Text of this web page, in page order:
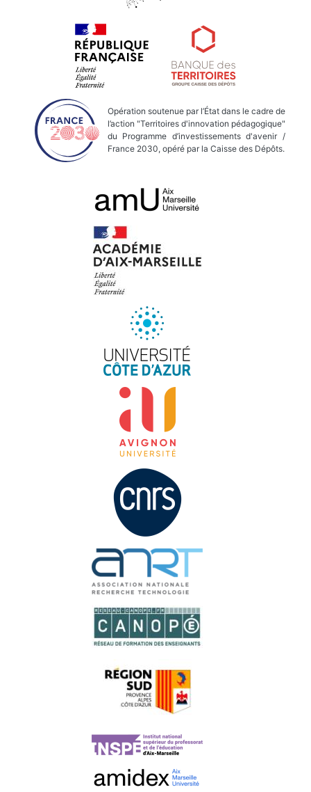
Opération soutenue par l’État dans le cadre de
l’action "Territoires d'innovation pédagogique"
du Programme d’investissements d'avenir /
France 2030, opéré par la Caisse des Dépôts.